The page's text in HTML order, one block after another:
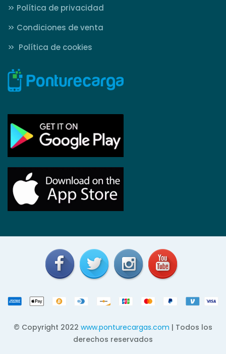
>> Política de privacidad
>> Condiciones de venta
>>
Política de cookies
© Copyright 2022 www.ponturecargas.com | Todos los
derechos reservados